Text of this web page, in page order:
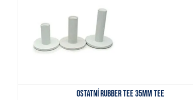
Ostatní Rubber Tee 35mm Tee